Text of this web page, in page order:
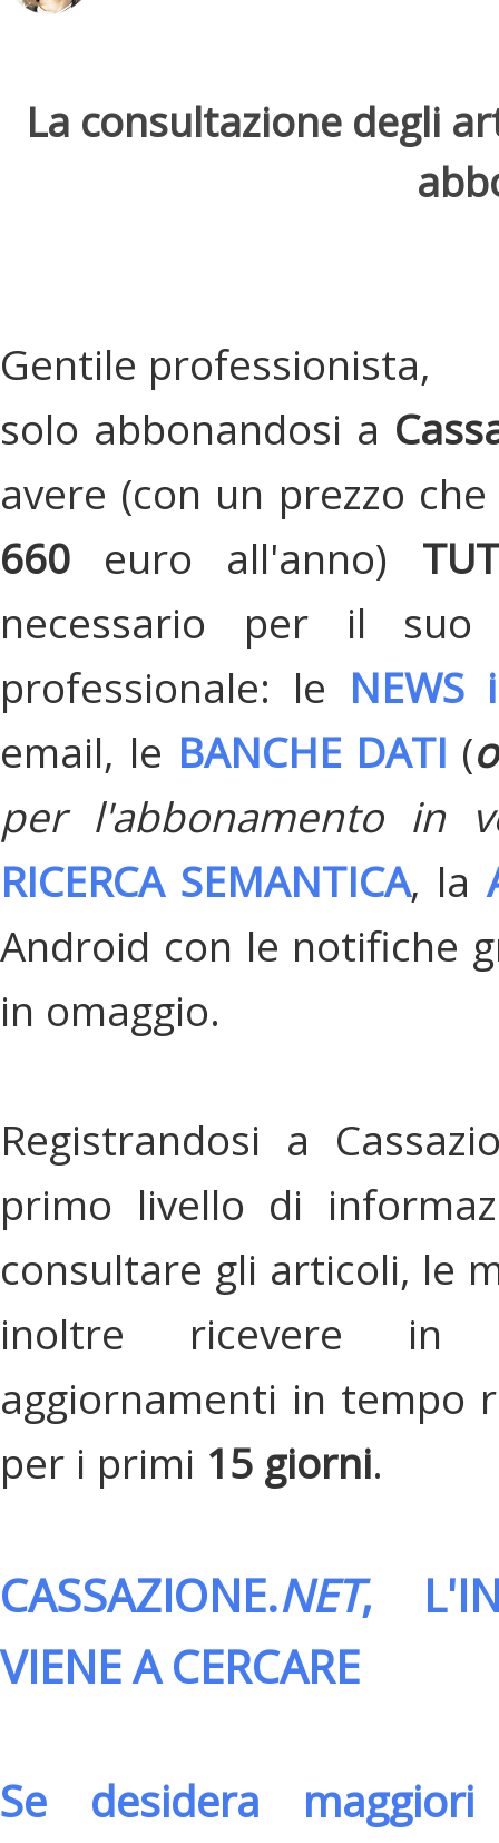
La consultazione degli
Gentile professionista,
solo abbonandosi a
avere (con un prezzo
660 euro all'anno)
necessario per il suo
professionale: le
email, le BANCHE DATI (
per l'abbonamento in
RICERCA SEMANTICA, la
Android con le notifiche
in omaggio.
Registrandosi a
primo livello di
consultare gli articoli, le
inoltre ricevere in
aggiornamenti in tempo
per i primi 15 giorni.
CASSAZIONE.NET,
VIENE A CERCARE
Se desidera